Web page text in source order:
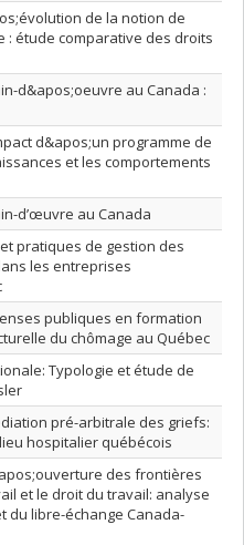
de la notion de
: étude comparative des droits
d&apos;oeuvre au Canada :
d&apos;un programme de
et les comportements
d’œuvre au Canada
pratiques de gestion des
les entreprises
publiques en formation
du chômage au Québec
Typologie et étude de
pré-arbitrale des griefs:
hospitalier québécois
des frontières
et le droit du travail: analyse
du libre-échange Canada-